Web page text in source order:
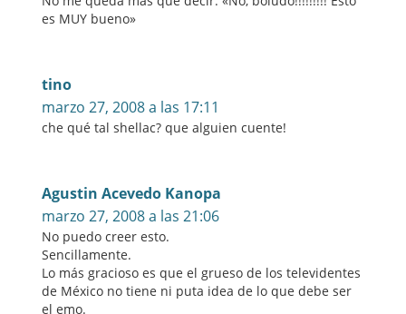
es MUY bueno»
tino
marzo 27, 2008 a las 17:11
che qué tal shellac? que alguien cuente!
Agustin Acevedo Kanopa
marzo 27, 2008 a las 21:06
No puedo creer esto.
Sencillamente.
Lo más gracioso es que el grueso de los televidentes
de México no tiene ni puta idea de lo que debe ser
el emo.